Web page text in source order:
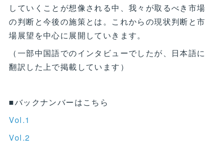
していくことが想像される中、我々が取るべき市場
の判断と今後の施策とは。これからの現状判断と市
場展望を中心に展開していきます。
（一部中国語でのインタビューでしたが、日本語に
翻訳した上で掲載しています）
■バックナンバーはこちら
Vol.1
Vol.2